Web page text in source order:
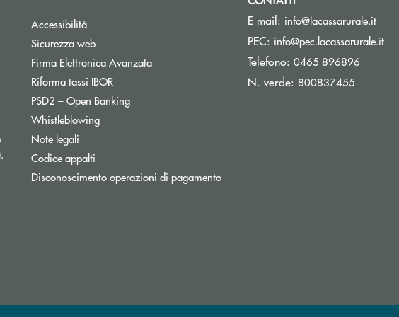
una nuova finestra
Apre una nuova finestra
una nuova finestra
AccessibilitàApre una nuova finestra
Sicurezza webApre una nuova finestra
Firma Elettronica AvanzataApre una nuova finestra
Riforma tassi IBORApre una nuova finestra
PSD2 – Open BankingApre una nuova finestra
WhistleblowingApre una nuova finestra
Note legali
Codice appalti
Disconoscimento operazioni di pagamentoApre una nuova finestra
E-mail: info@lacassarurale.it(si
PEC: info@pec.lacassarurale.it(si
Telefono: 0465 896896
N. verde: 800837455